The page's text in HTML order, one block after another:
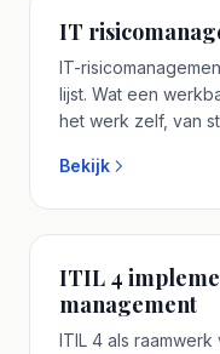
IT
IT-
lijst. Wat een
het werk zelf, van
vrijblijvend
Bekijk
ITIL 4
management
ITIL 4 als